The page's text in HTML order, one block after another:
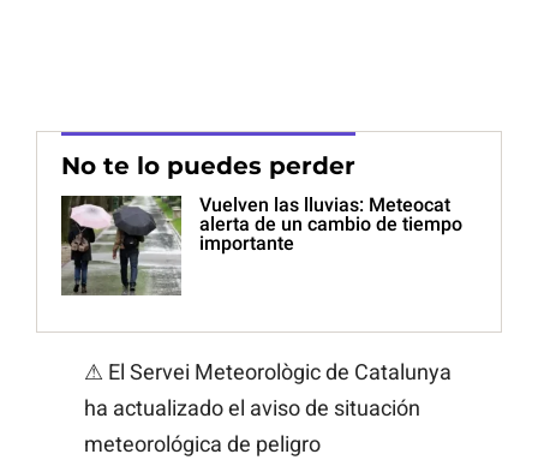
No te lo puedes perder
Vuelven las lluvias: Meteocat
alerta de un cambio de tiempo
importante
⚠ El Servei Meteorològic de Catalunya
ha actualizado el aviso de situación
meteorológica de peligro